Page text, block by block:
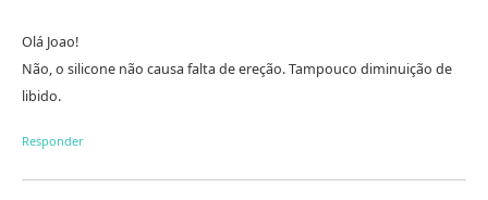
Olá Joao!
Não, o silicone não causa falta de ereção. Tampouco diminuição de
libido.
Responder